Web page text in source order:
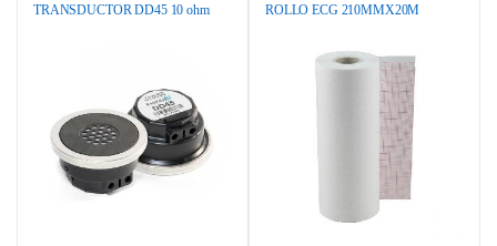
TECHNOLOGY,AUDIOMETROS,
TRANSDUCTOR DD45 10 ohm
ebay,MARCA,Qingdao Robin Health
ROLLO ECG 210MMX20M